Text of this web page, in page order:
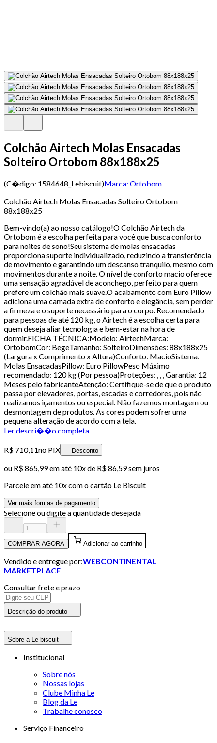
Colchão Airtech Molas Ensacadas
Solteiro Ortobom 88x188x25
(C�digo: 1584648_Lebiscuit)Marca: Ortobom
Colchão Airtech Molas Ensacadas Solteiro Ortobom
88x188x25
Bem-vindo(a) ao nosso catálogo!O Colchão Airtech da
Ortobom é a escolha perfeita para você que busca conforto
para noites de sono!Seu sistema de molas ensacadas
proporciona suporte individualizado, reduzindo a transferência
de movimento e garantindo um descanso tranquilo, mesmo com
movimentos durante a noite. O nível de conforto macio oferece
uma sensação agradável de aconchego, perfeito para quem
prefere um colchão mais suave.O acabamento com Euro Pillow
adiciona uma camada extra de conforto e elegância, sem perder
a firmeza e o suporte necessário para o corpo. Recomendado
para pessoas de até 120 kg, o Airtech é a escolha certa para
quem deseja aliar tecnologia e bem-estar na hora de
dormir.FICHA TÉCNICA:Modelo: AirtechMarca:
OrtobomCor: BegeTamanho: SolteiroDimensões: 88x188x25
(Largura x Comprimento x Altura)Conforto: MacioSistema:
Molas EnsacadasPillow: Euro PillowPeso Máximo
recomendado: 120 kg (Por pessoa)Proteções: , , , Garantia: 12
Meses pelo fabricanteAtenção: Certifique-se de que o produto
passa por elevadores, portas, escadas e corredores, pois não
realizamos içamentos ou especial. Não fazemos montagem ou
desmontagem de produtos. As cores podem sofrer uma
pequena alteração de acordo com a tela.
Ler descri��o completa
R$ 710,11no PIX Desconto
ou R$ 865,99em até 10x de R$ 86,59 sem juros
Parcele em até 10x com o cartão Le Biscuit
Ver mais formas de pagamento
Selecione ou digite a quantidade desejada
COMPRAR AGORA Adicionar ao carrinho
Vendido e entregue por:WEBCONTINENTAL
MARKETPLACE
Consultar frete e prazo
Descrição do produto
Sobre a Le biscuit
Institucional
Sobre nós
Nossas lojas
Clube Minha Le
Blog da Le
Trabalhe conosco
Serviço Financeiro